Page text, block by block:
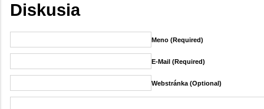
Diskusia
Meno (required)
E-Mail (required)
Webstránka (Optional)